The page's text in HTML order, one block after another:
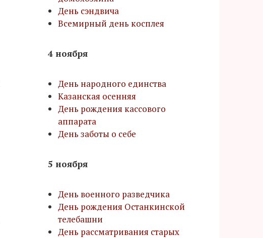
День сэндвича
Всемирный день косплея
4 ноября
День народного единства
Казанская осенняя
День рождения кассового
аппарата
День заботы о себе
5 ноября
День военного разведчика
День рождения Останкинской
телебашни
День рассматривания старых